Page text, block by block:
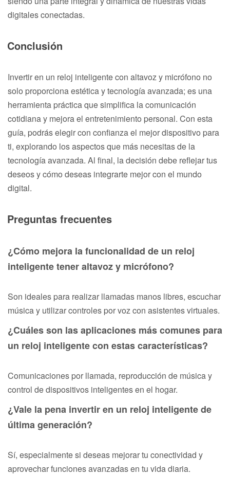
digitales conectadas.
Conclusión
Invertir en un reloj inteligente con altavoz y micrófono no
solo proporciona estética y tecnología avanzada; es una
herramienta práctica que simplifica la comunicación
cotidiana y mejora el entretenimiento personal. Con esta
guía, podrás elegir con confianza el mejor dispositivo para
ti, explorando los aspectos que más necesitas de la
tecnología avanzada. Al final, la decisión debe reflejar tus
deseos y cómo deseas integrarte mejor con el mundo
digital.
Preguntas frecuentes
¿Cómo mejora la funcionalidad de un reloj
inteligente tener altavoz y micrófono?
Son ideales para realizar llamadas manos libres, escuchar
música y utilizar controles por voz con asistentes virtuales.
¿Cuáles son las aplicaciones más comunes para
un reloj inteligente con estas características?
Comunicaciones por llamada, reproducción de música y
control de dispositivos inteligentes en el hogar.
¿Vale la pena invertir en un reloj inteligente de
última generación?
Sí, especialmente si deseas mejorar tu conectividad y
aprovechar funciones avanzadas en tu vida diaria.